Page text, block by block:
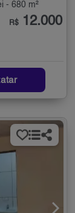
- 680 m²
R$ 12.000